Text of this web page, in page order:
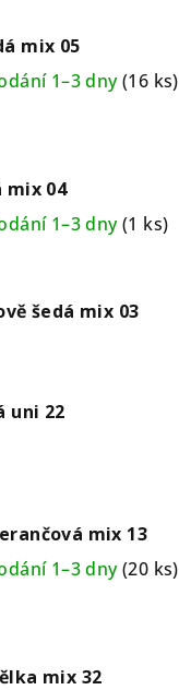
mix 05
1–3 dny(16 ks)
mix 04
1–3 dny(1 ks)
šedá mix 03
uni 22
mix 13
1–3 dny(20 ks)
mix 32